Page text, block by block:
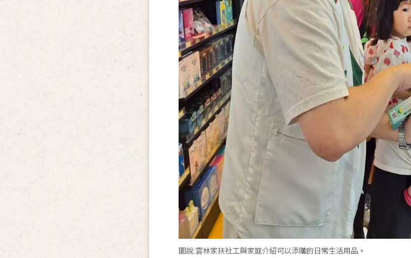
圖說:雲林家扶社工與家庭介紹可以添購的日常生活用品。